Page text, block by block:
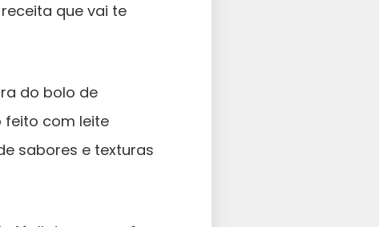
que vai te
do bolo de
com leite
sabores e texturas